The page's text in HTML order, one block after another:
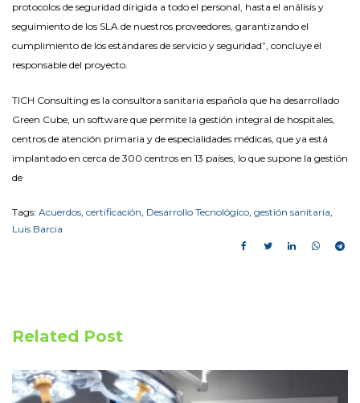
protocolos de seguridad dirigida a todo el personal, hasta el análisis y
seguimiento de los SLA de nuestros proveedores, garantizando el
cumplimiento de los estándares de servicio y seguridad”, concluye el
responsable del proyecto.
TICH Consulting es la consultora sanitaria española que ha desarrollado
Green Cube, un software que permite la gestión integral de hospitales,
centros de atención primaria y de especialidades médicas, que ya está
implantado en cerca de 300 centros en 13 países, lo que supone la gestión
de
Tags: Acuerdos, certificación, Desarrollo Tecnológico, gestión sanitaria,
Luis Barcia
Related Post